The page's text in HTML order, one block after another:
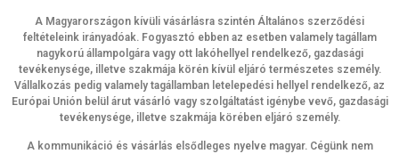
A Magyarországon kívüli vásárlásra szintén Általános szerződési
feltételeink irányadóak. Fogyasztó ebben az esetben valamely tagállam
nagykorú állampolgára vagy ott lakóhellyel rendelkező, gazdasági
tevékenysége, illetve szakmája körén kívül eljáró természetes személy.
Vállalkozás pedig valamely tagállamban letelepedési hellyel rendelkező, az
Európai Unión belül árut vásárló vagy szolgáltatást igénybe vevő, gazdasági
tevékenysége, illetve szakmája körében eljáró személy.
A kommunikáció és vásárlás elsődleges nyelve magyar. Cégünk nem